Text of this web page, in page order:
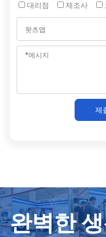
대리점
제조사
제
완벽한